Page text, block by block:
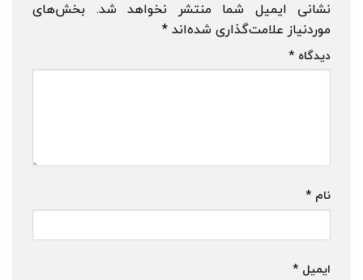
نشانی ایمیل شما منتشر نخواهد شد. بخش‌های
موردنیاز علامت‌گذاری شده‌اند*
دیدگاه *
نام *
ایمیل *